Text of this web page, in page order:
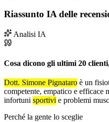
Riassunto IA delle
Analisi IA
Cosa dicono gli ultimi 20
Dott. Simone Pignataro è un
competente, empatico e efficace
infortuni sportivi e problemi
Perché la gente lo sceglie